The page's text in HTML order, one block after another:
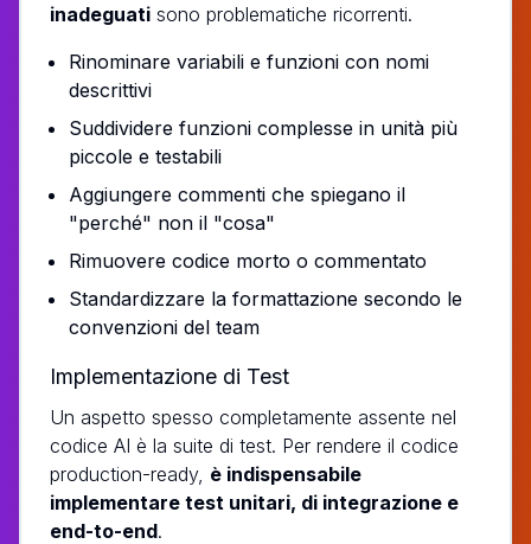
inadeguati sono problematiche ricorrenti.
Rinominare variabili e funzioni con nomi
descrittivi
Suddividere funzioni complesse in unità più
piccole e testabili
Aggiungere commenti che spiegano il
"perché" non il "cosa"
Rimuovere codice morto o commentato
Standardizzare la formattazione secondo le
convenzioni del team
Implementazione di Test
Un aspetto spesso completamente assente nel
codice AI è la suite di test. Per rendere il codice
production-ready, è indispensabile
implementare test unitari, di integrazione e
end-to-end.